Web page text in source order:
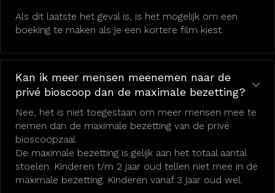
Als dit laatste het geval is, is het mogelijk om een
boeking te maken als je een kortere film kiest.
Kan ik meer mensen meenemen naar de
privé bioscoop dan de maximale bezetting?
Nee, het is niet toegestaan om meer mensen mee te
nemen dan de maximale bezetting van de privé
bioscoopzaal.
De maximale bezetting is gelijk aan het totaal aantal
stoelen. Kinderen t/m 2 jaar oud tellen niet mee in de
maximale bezetting. Kinderen vanaf 3 jaar oud wel.